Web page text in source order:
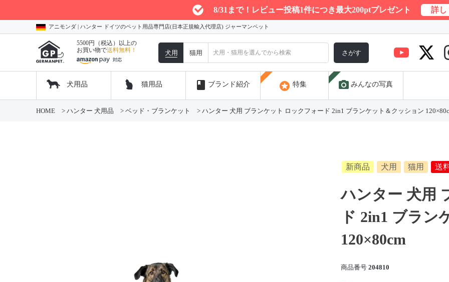
8/31まで！レビュー投稿1件につき最大200ptプレゼント 詳し
アニモンダ | ハンター ドイツのペット用品専門店(日本正規輸入代理店) ジャーマンペット
5500円（税込）以上の
お買い物で送料無料！ 犬用 猫用 さがす
犬用品 猫用品 book ブランド紹介 stars 特集 photo_camera みんなの写真
HOME ハンター 犬用品 ベッド・ブランケット ハンター 犬用 ブランケット ロックフォード 2in1 ブランケット＆クッション
新商品 犬用 猫用 送
ハンター 犬用
ド 2in1 ブラン
120×80cm
商品番号 204810